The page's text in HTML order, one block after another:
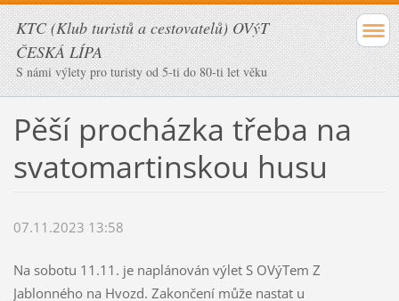
KTC (Klub turistů a cestovatelů) OVýT
ČESKÁ LÍPA
S námi výlety pro turisty od 5-ti do 80-ti let věku
Pěší procházka třeba na
svatomartinskou husu
07.11.2023 13:58
Na sobotu 11.11. je naplánován výlet S OVýTem Z
Jablonného na Hvozd. Zakončení může nastat u